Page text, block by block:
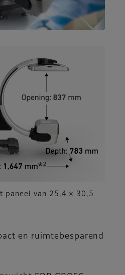
paneel van 25,4 × 30,5
en ruimtebesparend